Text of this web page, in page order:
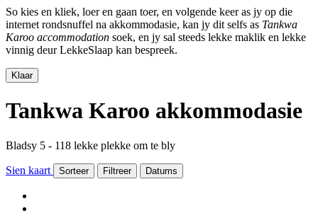
So kies en kliek, loer en gaan toer, en volgende keer as jy op die
internet rondsnuffel na akkommodasie, kan jy dit selfs as Tankwa
Karoo accommodation soek, en jy sal steeds lekke maklik en lekke
vinnig deur LekkeSlaap kan bespreek.
Klaar
Tankwa Karoo akkommodasie
Bladsy 5 - 118 lekke plekke om te bly
Sien kaart Sorteer Filtreer Datums